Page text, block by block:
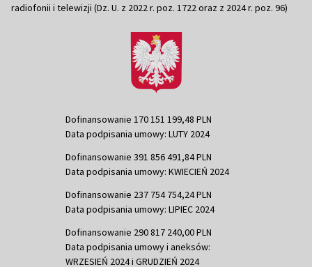
radiofonii i telewizji (Dz. U. z 2022 r. poz. 1722 oraz z 2024 r. poz. 96)
Dofinansowanie 170 151 199,48 PLN
Data podpisania umowy: LUTY 2024
Dofinansowanie 391 856 491,84 PLN
Data podpisania umowy: KWIECIEŃ 2024
Dofinansowanie 237 754 754,24 PLN
Data podpisania umowy: LIPIEC 2024
Dofinansowanie 290 817 240,00 PLN
Data podpisania umowy i aneksów:
WRZESIEŃ 2024 i GRUDZIEŃ 2024